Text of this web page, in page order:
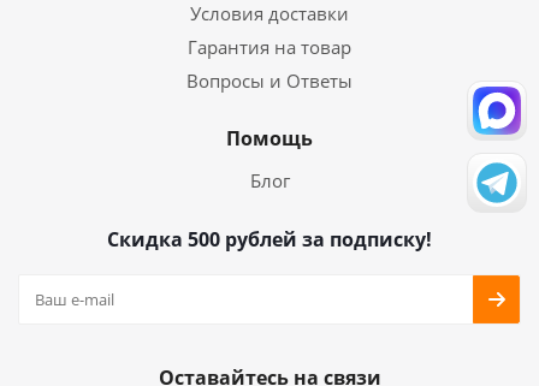
Условия доставки
Гарантия на товар
Вопросы и Ответы
Помощь
Блог
Скидка 500 рублей за подписку!
Оставайтесь на связи